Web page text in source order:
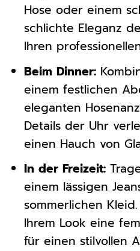
Hose oder einem
schlichte Eleganz
Ihren
Beim Dinner:
einem festlichen
eleganten
Details der Uhr
einen Hauch von
In der Freizeit:
einem lässigen
sommerlichen
Ihrem Look eine
für einen stilvollen